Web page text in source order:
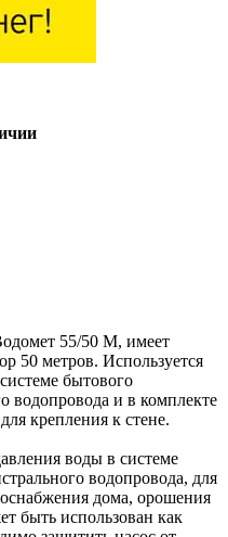
55/50 М, имеет
50 метров. Используется
бытового
водопровода и в комплекте
крепления к стене.
воды в системе
водопровода, для
дома, орошения
быть использован как